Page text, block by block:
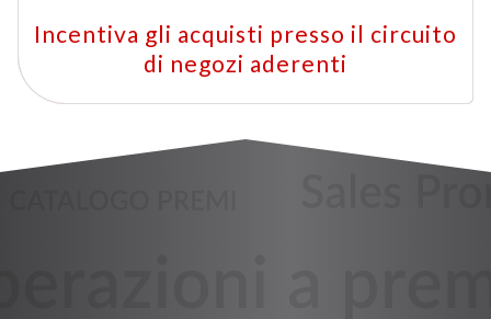
Incentiva gli acquisti presso il circuito
di negozi aderenti